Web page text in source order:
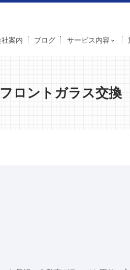
社案内 ブログ サービス内容
ロントガラス交換